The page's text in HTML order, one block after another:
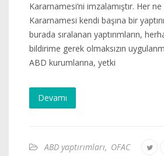
Kararnamesi’ni imzalamıştır. Her
Kararnamesi kendi başına bir
burada sıralanan yaptırımların,
bildirime gerek olmaksızın
ABD kurumlarına, yetki
Devamı
ABD yaptırımları, OFAC